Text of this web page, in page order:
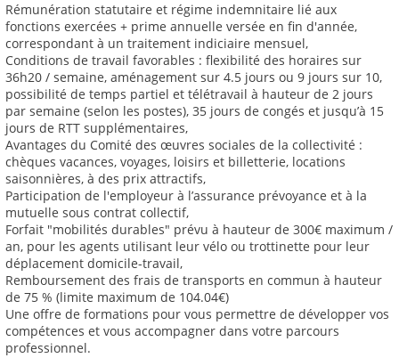
Rémunération statutaire et régime indemnitaire lié aux
fonctions exercées + prime annuelle versée en fin d'année,
correspondant à un traitement indiciaire mensuel,
Conditions de travail favorables : flexibilité des horaires sur
36h20 / semaine, aménagement sur 4.5 jours ou 9 jours sur 10,
possibilité de temps partiel et télétravail à hauteur de 2 jours
par semaine (selon les postes), 35 jours de congés et jusqu’à 15
jours de RTT supplémentaires,
Avantages du Comité des œuvres sociales de la collectivité :
chèques vacances, voyages, loisirs et billetterie, locations
saisonnières, à des prix attractifs,
Participation de l'employeur à l’assurance prévoyance et à la
mutuelle sous contrat collectif,
Forfait "mobilités durables" prévu à hauteur de 300€ maximum /
an, pour les agents utilisant leur vélo ou trottinette pour leur
déplacement domicile-travail,
Remboursement des frais de transports en commun à hauteur
de 75 % (limite maximum de 104.04€)
Une offre de formations pour vous permettre de développer vos
compétences et vous accompagner dans votre parcours
professionnel.